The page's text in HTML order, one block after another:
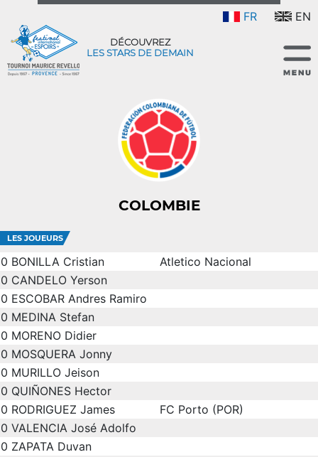
FR EN
DÉCOUVREZ
LES STARS DE DEMAIN
COLOMBIE
LES JOUEURS
0 BONILLA Cristian
Atletico Nacional
0 CANDELO Yerson
0 ESCOBAR Andres Ramiro
0 MEDINA Stefan
0 MORENO Didier
0 MOSQUERA Jonny
0 MURILLO Jeison
0 QUIÑONES Hector
0 RODRIGUEZ James
FC Porto (POR)
0 VALENCIA José Adolfo
0 ZAPATA Duvan